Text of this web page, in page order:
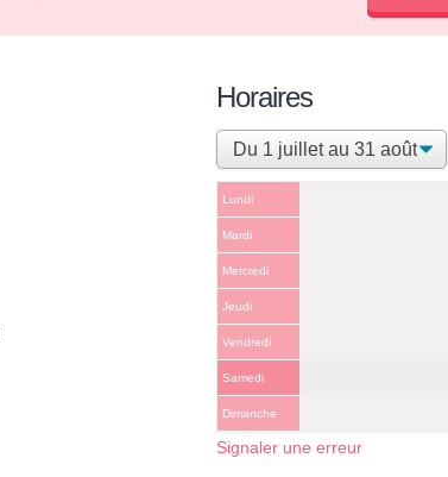
Horaires
Lundi
Mardi
Mercredi
Jeudi
Vendredi
Samedi
Dimanche
Signaler une erreur